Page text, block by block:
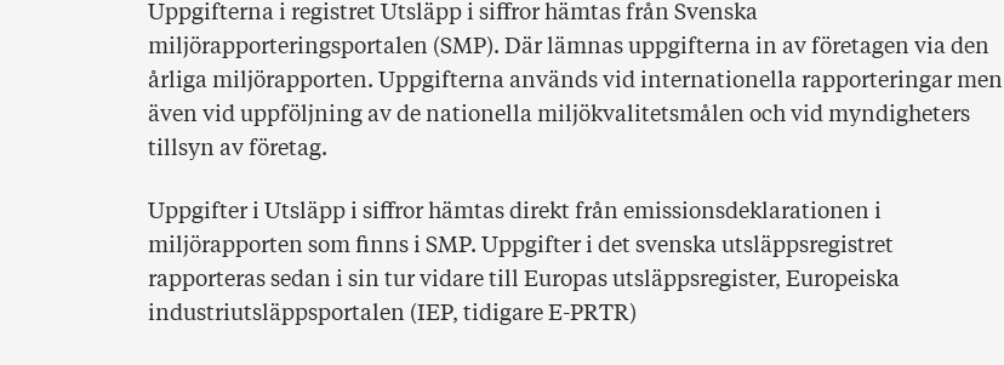
Uppgifterna i registret Utsläpp i siffror hämtas från Svenska
miljörapporteringsportalen (SMP). Där lämnas uppgifterna in av företagen via den
årliga miljörapporten. Uppgifterna används vid internationella rapporteringar men
även vid uppföljning av de nationella miljökvalitetsmålen och vid myndigheters
tillsyn av företag.
Uppgifter i Utsläpp i siffror hämtas direkt från emissionsdeklarationen i
miljörapporten som finns i SMP. Uppgifter i det svenska utsläppsregistret
rapporteras sedan i sin tur vidare till Europas utsläppsregister, Europeiska
industriutsläppsportalen (IEP, tidigare E-PRTR)